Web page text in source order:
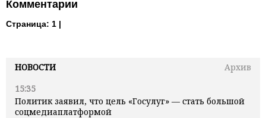
НОВОСТИ
Архив
15:35
Политик заявил, что цель «Госулуг» — стать большой
соцмедиаплатформой
Комментарии
Страница: 1 |